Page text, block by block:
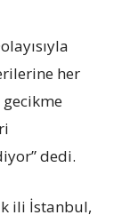
her
dedi.
ili İstanbul,